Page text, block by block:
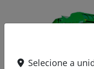
Selecione a